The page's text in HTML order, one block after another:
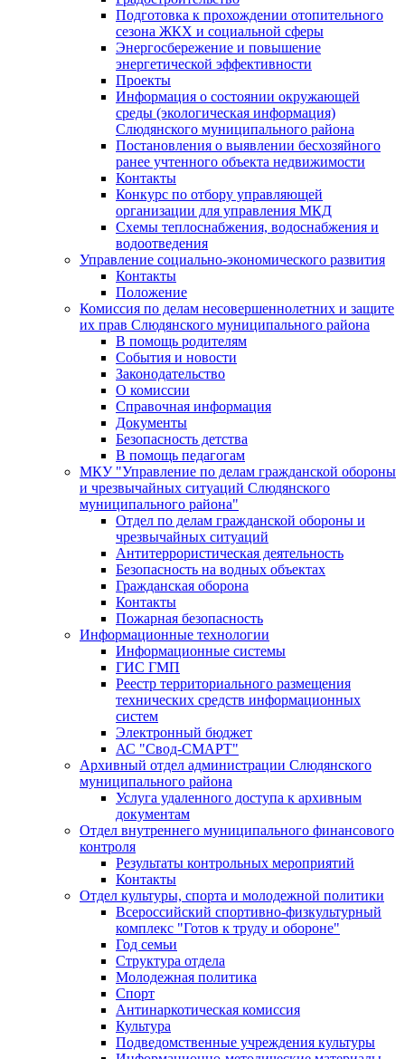
Подготовка к прохождении отопительного
сезона ЖКХ и социальной сферы
Энергосбережение и повышение
энергетической эффективности
Проекты
Информация о состоянии окружающей
среды (экологическая информация)
Слюдянского муниципального района
Постановления о выявлении бесхозяйного
ранее учтенного объекта недвижимости
Контакты
Конкурс по отбору управляющей
организации для управления МКД
Схемы теплоснабжения, водоснабжения и
водоотведения
Управление социально-экономического развития
Контакты
Положение
Комиссия по делам несовершеннолетних и защите
их прав Слюдянского муниципального района
В помощь родителям
События и новости
Законодательство
О комиссии
Справочная информация
Документы
Безопасность детства
В помощь педагогам
МКУ "Управление по делам гражданской обороны
и чрезвычайных ситуаций Слюдянского
муниципального района"
Отдел по делам гражданской обороны и
чрезвычайных ситуаций
Антитеррористическая деятельность
Безопасность на водных объектах
Гражданская оборона
Контакты
Пожарная безопасность
Информационные технологии
Информационные системы
ГИС ГМП
Реестр территориального размещения
технических средств информационных
систем
Электронный бюджет
АС "Свод-СМАРТ"
Архивный отдел администрации Слюдянского
муниципального района
Услуга удаленного доступа к архивным
документам
Отдел внутреннего муниципального финансового
контроля
Результаты контрольных мероприятий
Контакты
Отдел культуры, спорта и молодежной политики
Всероссийский спортивно-физкультурный
комплекс "Готов к труду и обороне"
Год семьи
Структура отдела
Молодежная политика
Спорт
Антинаркотическая комиссия
Культура
Подведомственные учреждения культуры